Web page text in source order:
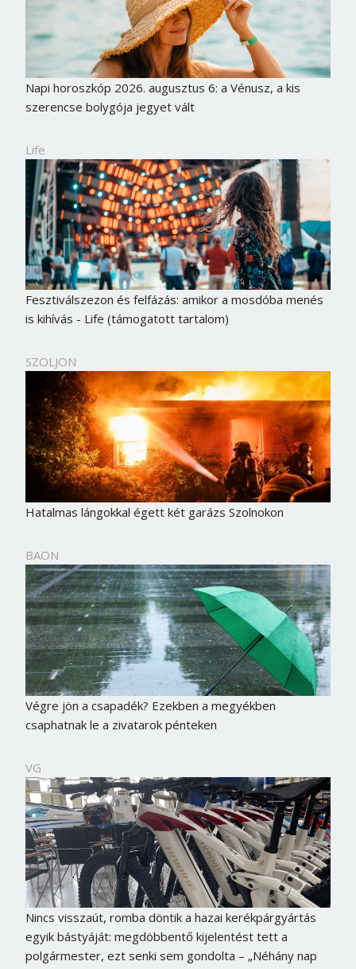
Napi horoszkóp 2026. augusztus 6: a Vénusz, a kis
szerencse bolygója jegyet vált
Life
Fesztiválszezon és felfázás: amikor a mosdóba menés
is kihívás - Life (támogatott tartalom)
SZOLJON
Hatalmas lángokkal égett két garázs Szolnokon
BAON
Végre jön a csapadék? Ezekben a megyékben
csaphatnak le a zivatarok pénteken
VG
Nincs visszaút, romba döntik a hazai kerékpárgyártás
egyik bástyáját: megdöbbentő kijelentést tett a
polgármester, ezt senki sem gondolta – „Néhány nap
Borsonline bejelentkezés
E-mail cím vagy felhasználónév